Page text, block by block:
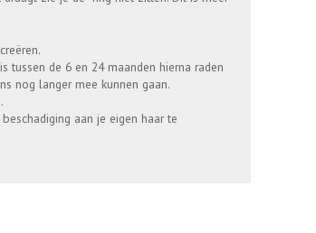
tussen de 6 en 24 maanden hierna raden
nog langer mee kunnen gaan.
aan je eigen haar te